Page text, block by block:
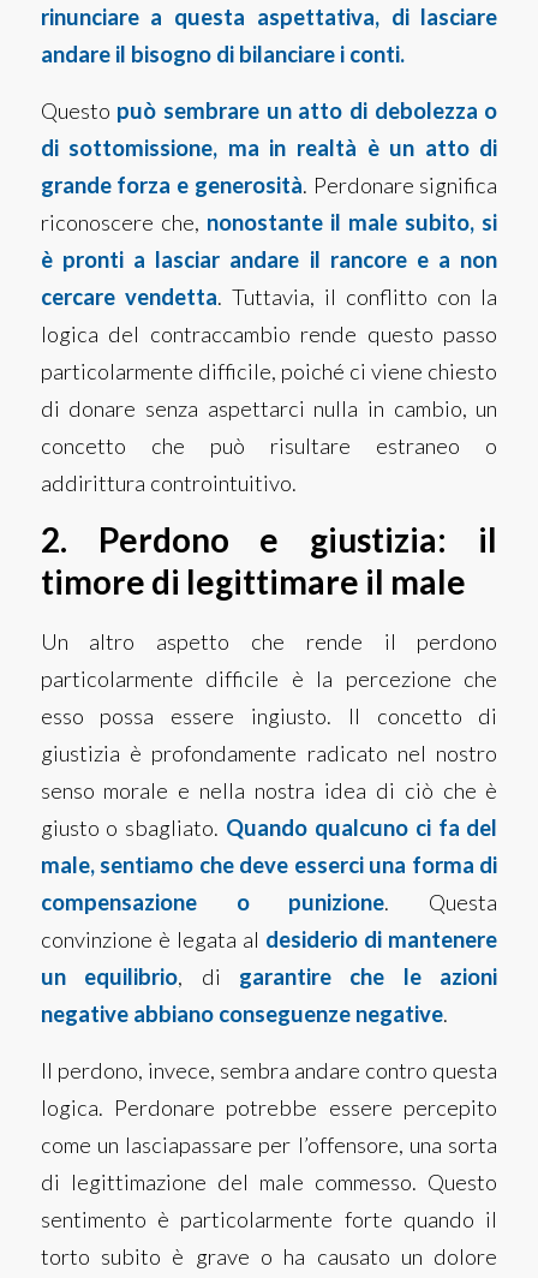
rinunciare a questa aspettativa, di lasciare
andare il bisogno di bilanciare i conti.
Questo può sembrare un atto di debolezza o
di sottomissione, ma in realtà è un atto di
grande forza e generosità. Perdonare significa
riconoscere che, nonostante il male subito, si
è pronti a lasciar andare il rancore e a non
cercare vendetta. Tuttavia, il conflitto con la
logica del contraccambio rende questo passo
particolarmente difficile, poiché ci viene chiesto
di donare senza aspettarci nulla in cambio, un
concetto che può risultare estraneo o
addirittura controintuitivo.
2. Perdono e giustizia: il
timore di legittimare il male
Un altro aspetto che rende il perdono
particolarmente difficile è la percezione che
esso possa essere ingiusto. Il concetto di
giustizia è profondamente radicato nel nostro
senso morale e nella nostra idea di ciò che è
giusto o sbagliato. Quando qualcuno ci fa del
male, sentiamo che deve esserci una forma di
compensazione o punizione. Questa
convinzione è legata al desiderio di mantenere
un equilibrio, di garantire che le azioni
negative abbiano conseguenze negative.
Il perdono, invece, sembra andare contro questa
logica. Perdonare potrebbe essere percepito
come un lasciapassare per l’offensore, una sorta
di legittimazione del male commesso. Questo
sentimento è particolarmente forte quando il
torto subito è grave o ha causato un dolore